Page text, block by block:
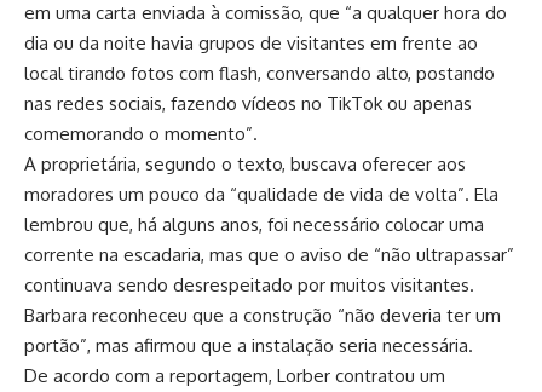
em uma carta enviada à comissão, que “a qualquer hora do
dia ou da noite havia grupos de visitantes em frente ao
local tirando fotos com flash, conversando alto, postando
nas redes sociais, fazendo vídeos no TikTok ou apenas
comemorando o momento”.
A proprietária, segundo o texto, buscava oferecer aos
moradores um pouco da “qualidade de vida de volta”. Ela
lembrou que, há alguns anos, foi necessário colocar uma
corrente na escadaria, mas que o aviso de “não ultrapassar”
continuava sendo desrespeitado por muitos visitantes.
Barbara reconheceu que a construção “não deveria ter um
portão”, mas afirmou que a instalação seria necessária.
De acordo com a reportagem, Lorber contratou um